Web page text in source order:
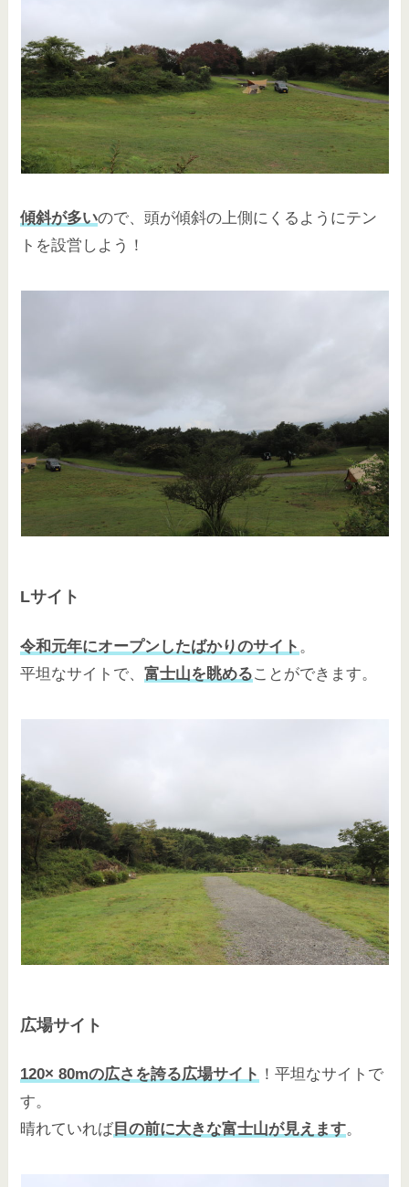
傾斜が多いので、頭が傾斜の上側にくるようにテン
トを設営しよう！
Lサイト
令和元年にオープンしたばかりのサイト 。
平坦なサイトで、富士山を眺めることができます。
広場サイト
120× 80mの広さを誇る広場サイト ！平坦なサイトで
す。
晴れていれば目の前に大きな富士山が見えます。